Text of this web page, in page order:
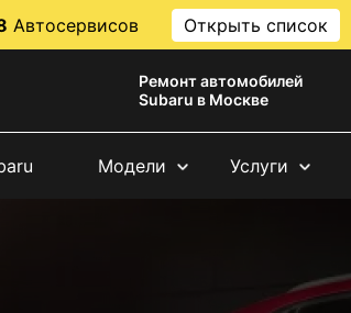
Автосервисов Открыть список
Ремонт автомобилей
Subaru в Москве
Модели Услуги